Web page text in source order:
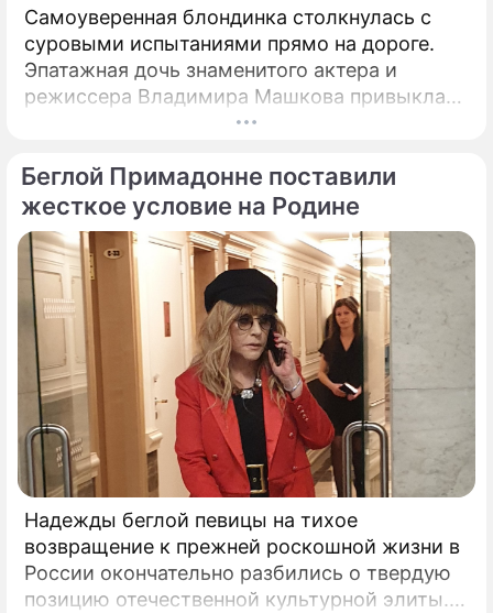
Самоуверенная блондинка столкнулась с
суровыми испытаниями прямо на дороге.
Эпатажная дочь знаменитого актера и
режиссера Владимира Машкова привыкла
ярко и без купюр делиться с подписчиками
Беглой Примадонне поставили
жесткое условие на Родине
Надежды беглой певицы на тихое
возвращение к прежней роскошной жизни в
России окончательно разбились о твердую
позицию отечественной культурной элиты.